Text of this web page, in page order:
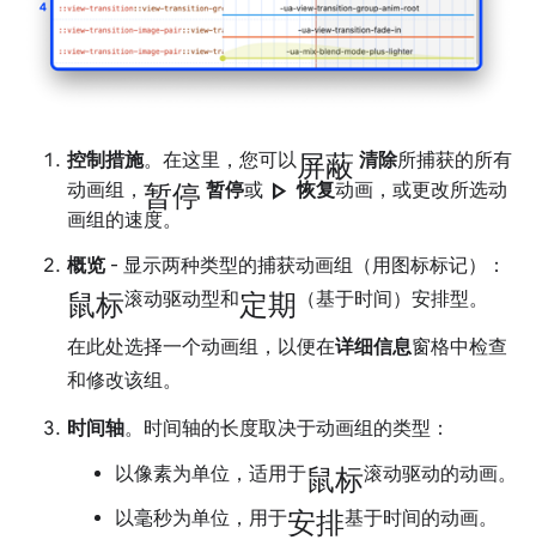
控制措施。在这里，您可以 屏蔽 清除所捕获的所有
动画组， 暂停 暂停或 play_arrow 恢复动画，或更改所选动
画组的速度。
概览 - 显示两种类型的捕获动画组（用图标标记）：
鼠标滚动驱动型和定期 （基于时间）安排型。
在此处选择一个动画组，以便在详细信息窗格中检查
和修改该组。
时间轴。时间轴的长度取决于动画组的类型：
以像素为单位，适用于鼠标滚动驱动的动画。
以毫秒为单位，用于安排基于时间的动画。